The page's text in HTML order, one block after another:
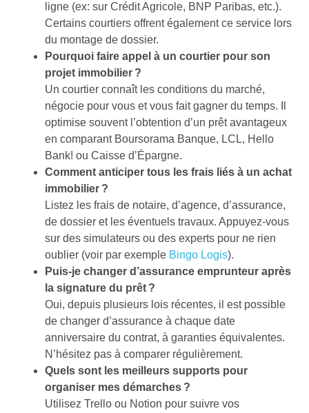
ligne (ex: sur Crédit Agricole, BNP Paribas, etc.).
Certains courtiers offrent également ce service lors
du montage de dossier.
Pourquoi faire appel à un courtier pour son
projet immobilier ?
Un courtier connaît les conditions du marché,
négocie pour vous et vous fait gagner du temps. Il
optimise souvent l’obtention d’un prêt avantageux
en comparant Boursorama Banque, LCL, Hello
Bank! ou Caisse d’Épargne.
Comment anticiper tous les frais liés à un achat
immobilier ?
Listez les frais de notaire, d’agence, d’assurance,
de dossier et les éventuels travaux. Appuyez-vous
sur des simulateurs ou des experts pour ne rien
oublier (voir par exemple Bingo Logis).
Puis-je changer d’assurance emprunteur après
la signature du prêt ?
Oui, depuis plusieurs lois récentes, il est possible
de changer d’assurance à chaque date
anniversaire du contrat, à garanties équivalentes.
N’hésitez pas à comparer régulièrement.
Quels sont les meilleurs supports pour
organiser mes démarches ?
Utilisez Trello ou Notion pour suivre vos